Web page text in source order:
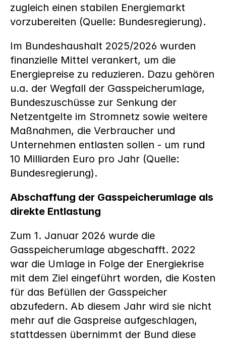
zugleich einen stabilen Energiemarkt
vorzubereiten (Quelle: Bundesregierung).
Im Bundeshaushalt 2025/2026 wurden
finanzielle Mittel verankert, um die
Energiepreise zu reduzieren. Dazu gehören
u.a. der Wegfall der Gasspeicherumlage,
Bundeszuschüsse zur Senkung der
Netzentgelte im Stromnetz sowie weitere
Maßnahmen, die Verbraucher und
Unternehmen entlasten sollen - um rund
10 Milliarden Euro pro Jahr (Quelle:
Bundesregierung).
Abschaffung der Gasspeicherumlage als
direkte Entlastung
Zum 1. Januar 2026 wurde die
Gasspeicherumlage abgeschafft. 2022
war die Umlage in Folge der Energiekrise
mit dem Ziel eingeführt worden, die Kosten
für das Befüllen der Gasspeicher
abzufedern. Ab diesem Jahr wird sie nicht
mehr auf die Gaspreise aufgeschlagen,
stattdessen übernimmt der Bund diese